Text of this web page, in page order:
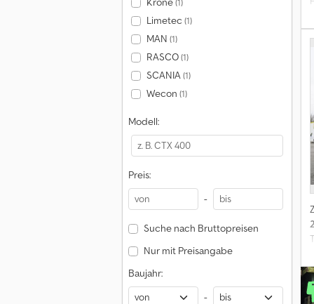
Limetec (1)
MAN (1)
RASCO(1)
SCANIA(1)
Wecon (1)
Modell:
Preis:
-
Suche nach Bruttopreisen
Nur mit Preisangabe
Baujahr:
-